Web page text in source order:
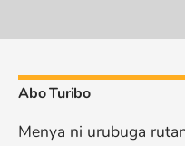
Abo Turibo
Menya ni urubuga